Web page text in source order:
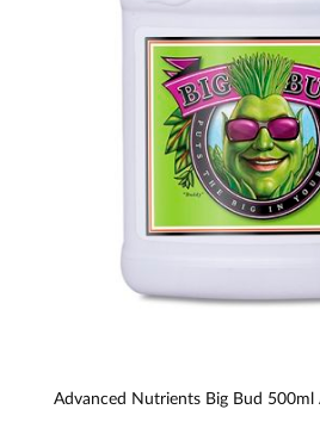
Advanced Nutrients Big Bud 500ml